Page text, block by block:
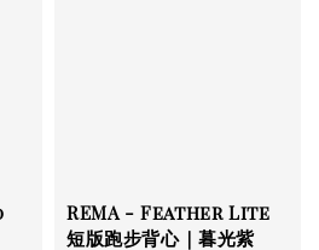
REMA - Feather Lite
短版跑步背心｜暮光紫